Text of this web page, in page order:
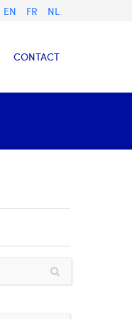
EN FR NL
CONTACT